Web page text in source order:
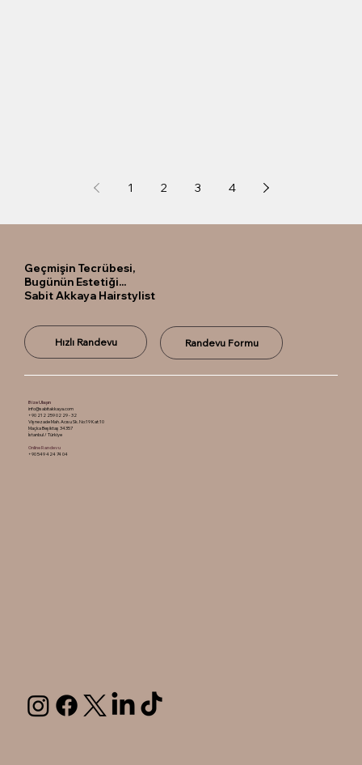
1 2 3 4
Geçmişin Tecrübesi,
Bugünün Estetiği...
Sabit Akkaya Hairstylist
Randevu Formu
Hızlı Randevu
Bize Ulaşın
info@sabitakkaya.com
+90 212 259 02 29 - 32
Vişnezade Mah. Acısu Sk. No:19 Kat:10
Maçka Beşiktaş 34357
İstanbul / Türkiye
Online Randevu
+90 549 424 74 04